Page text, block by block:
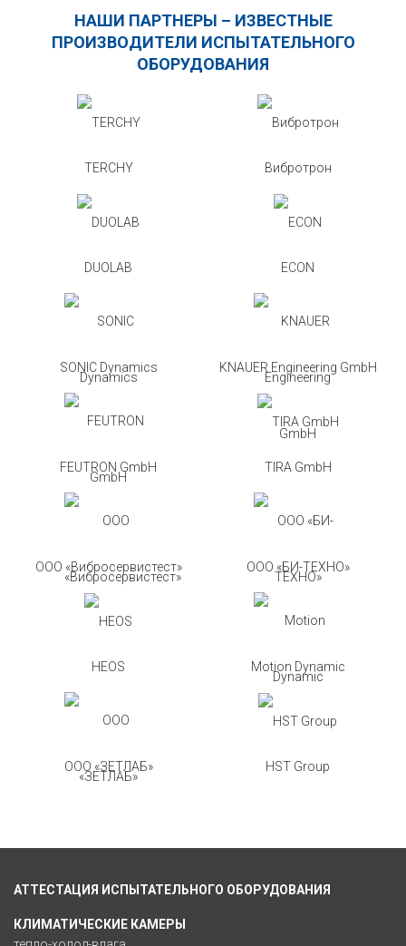
НАШИ ПАРТНЕРЫ – ИЗВЕСТНЫЕ
ПРОИЗВОДИТЕЛИ ИСПЫТАТЕЛЬНОГО
ОБОРУДОВАНИЯ
TERCHY Вибротрон
DUOLAB ECON
SONIC Dynamics KNAUER Engineering GmbH
FEUTRON GmbH TIRA GmbH
ООО «Вибросервистест» ООО «БИ-ТЕХНО»
HEOS Motion Dynamic
ООО «ЗЕТЛАБ» HST Group
АТТЕСТАЦИЯ ИСПЫТАТЕЛЬНОГО ОБОРУДОВАНИЯ
КЛИМАТИЧЕСКИЕ КАМЕРЫ